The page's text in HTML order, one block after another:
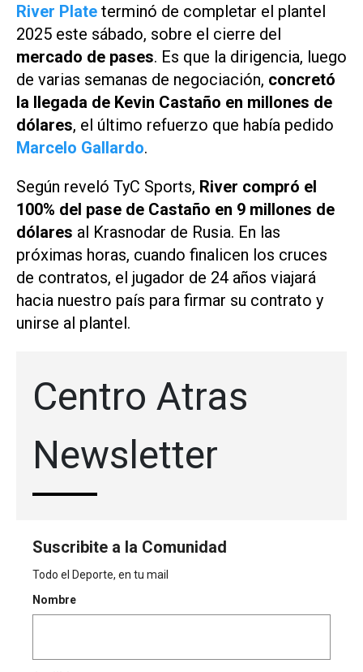
River Plate terminó de completar el plantel
2025 este sábado, sobre el cierre del
mercado de pases. Es que la dirigencia, luego
de varias semanas de negociación, concretó
la llegada de Kevin Castaño en millones de
dólares, el último refuerzo que había pedido
Marcelo Gallardo.
Según reveló TyC Sports, River compró el
100% del pase de Castaño en 9 millones de
dólares al Krasnodar de Rusia. En las
próximas horas, cuando finalicen los cruces
de contratos, el jugador de 24 años viajará
hacia nuestro país para firmar su contrato y
unirse al plantel.